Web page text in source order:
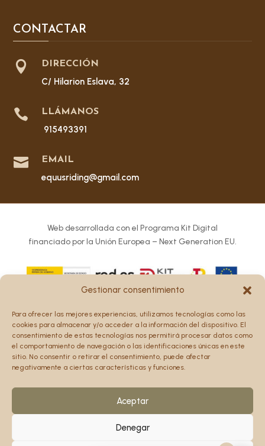
Gestionar consentimiento
Para ofrecer las mejores experiencias, utilizamos tecnologías como las
cookies para almacenar y/o acceder a la información del dispositivo. El
consentimiento de estas tecnologías nos permitirá procesar datos como
el comportamiento de navegación o las identificaciones únicas en este
sitio. No consentir o retirar el consentimiento, puede afectar
negativamente a ciertas características y funciones.
Aceptar
Denegar
CONTACTAR
 DIRECCIÓN
C/ Hilarion Eslava, 32
 LLÁMANOS
915493391
 EMAIL
equusriding@gmail.com
Web desarrollada con el Programa Kit Digital
financiado por la Unión Europea – Next Generation EU.
son únicamente los del autor o autores y no reflejan
necesariamente los de la Unión Europea o la Comisión
Europea.
Ni la Unión Europea ni la Comisión Europea pueden ser